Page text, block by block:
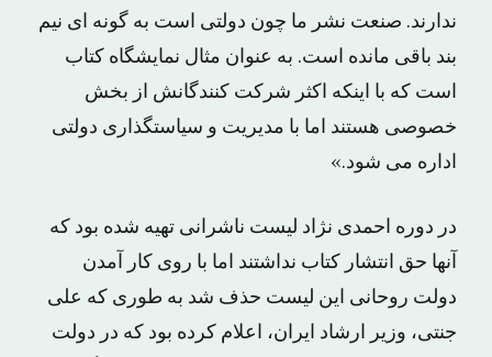
ندارند. صنعت نشر ما چون دولتی است به گونه ای نیم
بند باقی مانده است. به عنوان مثال نمایشگاه کتاب
است که با اینکه اکثر شرکت کنندگانش از بخش
خصوصی هستند اما با مدیریت و سیاستگذاری دولتی
اداره می شود.»
در دوره احمدی نژاد لیست ناشرانی تهیه شده بود که
آنها حق انتشار کتاب نداشتند اما با روی کار آمدن
دولت روحانی این لیست حذف شد به طوری که علی
جنتی، وزیر ارشاد ایران، اعلام کرده بود که در دولت